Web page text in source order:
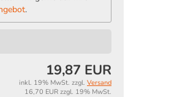
.
19,87 EUR
inkl. 19% MwSt. zzgl. Versand
16,70 EUR zzgl. 19% MwSt.